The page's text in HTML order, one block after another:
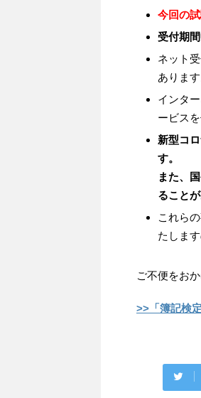
今回の
受付期
ネット
あります
インタ
ービス
新型コ
す。
また、
ることが
これら
たしま
ご不便をお
>>「簿記検